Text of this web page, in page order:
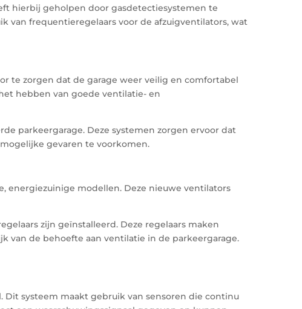
hierbij geholpen door gasdetectiesystemen te
van frequentieregelaars voor de afzuigventilators, wat
te zorgen dat de garage weer veilig en comfortabel
hebben van goede ventilatie- en
parkeergarage. Deze systemen zorgen ervoor dat
gevaren te voorkomen.
energiezuinige modellen. Deze nieuwe ventilators
zijn geïnstalleerd. Deze regelaars maken
van de behoefte aan ventilatie in de parkeergarage.
systeem maakt gebruik van sensoren die continu